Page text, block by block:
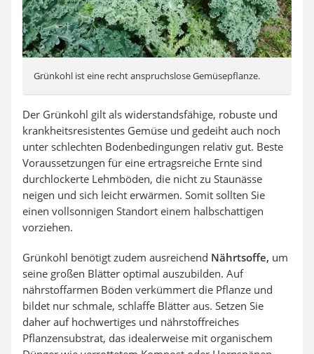
Grünkohl ist eine recht anspruchslose Gemüsepflanze.
Der Grünkohl gilt als widerstandsfähige, robuste und
krankheitsresistentes Gemüse und gedeiht auch noch
unter schlechten Bodenbedingungen relativ gut. Beste
Voraussetzungen für eine ertragsreiche Ernte sind
durchlockerte Lehmböden, die nicht zu Staunässe
neigen und sich leicht erwärmen. Somit sollten Sie
einen vollsonnigen Standort einem halbschattigen
vorziehen.
Grünkohl benötigt zudem ausreichend Nährtsoffe, um
seine großen Blätter optimal auszubilden. Auf
nährstoffarmen Böden verkümmert die Pflanze und
bildet nur schmale, schlaffe Blätter aus. Setzen Sie
daher auf hochwertiges und nährstoffreiches
Pflanzensubstrat, das idealerweise mit organischem